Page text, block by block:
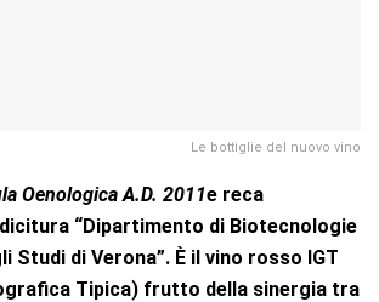
Le bottiglie del nuovo vino
Oenologica A.D. 2011e reca
“Dipartimento di Biotecnologie
Studi di Verona”. È il vino rosso IGT
Tipica) frutto della sinergia tra